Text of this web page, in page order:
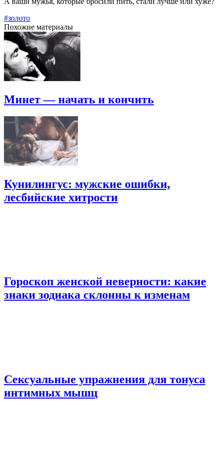
#золото
Похожие материалы
Минет — начать и кончить
Кунилингус: мужские ошибки,
лесбийские хитрости
Гороскоп женской неверности: какие
знаки зодиака склонны к изменам
Сексуальные упражнения для тонуса
интимных мышц